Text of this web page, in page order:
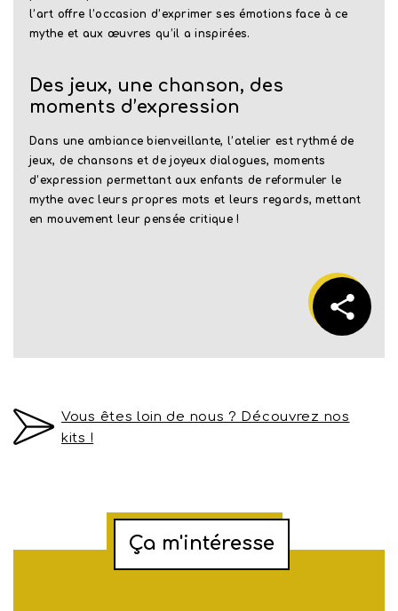
l’art offre l’occasion d’exprimer ses émotions face à ce
mythe et aux œuvres qu’il a inspirées.
Des jeux, une chanson, des
moments d’expression
Dans une ambiance bienveillante, l’atelier est rythmé de
jeux, de chansons et de joyeux dialogues, moments
d’expression permettant aux enfants de reformuler le
mythe avec leurs propres mots et leurs regards, mettant
en mouvement leur pensée critique !
Vous êtes loin de nous ? Découvrez nos
kits !
Ça m'intéresse